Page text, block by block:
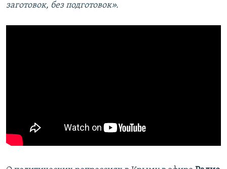
заготовок, без подготовок».